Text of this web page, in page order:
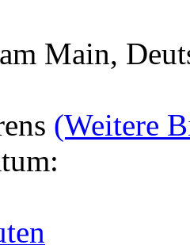
Main,
(Weitere